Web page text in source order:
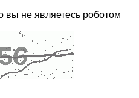
вы не являетесь роботом